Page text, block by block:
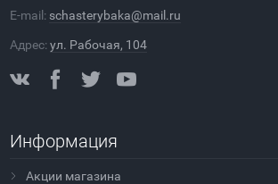
E-mail: schasterybaka@mail.ru
Адрес:ул. Рабочая, 104
Информация
Акции магазина